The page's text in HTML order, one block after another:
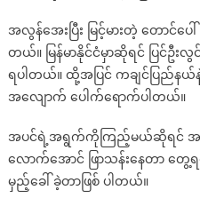
အလွန်အေးပြီး မြင့်မားတဲ့ တောင်ပ
တယ်။ မြန်မာနိုင်ငံမှာဆိုရင် ပြင်ဦ
ရပါတယ်။ ထို့အပြင် ကချင်ပြည်န
အလျောက် ပေါက်ရောက်ပါတယ်။
အပင်ရဲ့အရွက်ကိုကြည့်မယ်ဆိုရင် အ
လောက်အောင် ဖြာသန်းနေတာ တွေ့
မှည့်ခေါ် ခဲ့တာဖြစ် ပါတယ်။